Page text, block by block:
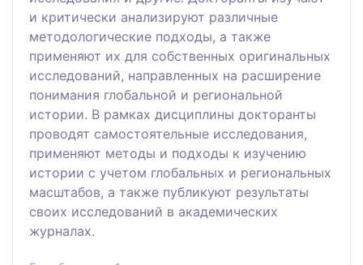
и критически анализируют различные
методологические подходы, а также
применяют их для собственных оригинальных
исследований, направленных на расширение
понимания глобальной и региональной
истории. В рамках дисциплины докторанты
проводят самостоятельные исследования,
применяют методы и подходы к изучению
истории с учетом глобальных и региональных
масштабов, а также публикуют результаты
своих исследований в академических
журналах.